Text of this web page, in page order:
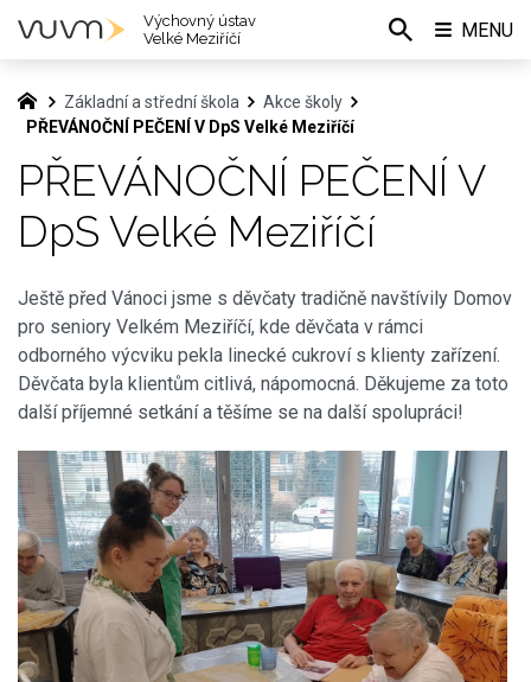
Základní a střední škola
Akce školy
PŘEVÁNOČNÍ PEČENÍ V DpS Velké Meziříčí
PŘEVÁNOČNÍ PEČENÍ V
DpS Velké Meziříčí
Ještě před Vánoci jsme s děvčaty tradičně navštívily Domov
pro seniory Velkém Meziříčí, kde děvčata v rámci
odborného výcviku pekla linecké cukroví s klienty zařízení.
Děvčata byla klientům citlivá, nápomocná. Děkujeme za toto
další příjemné setkání a těšíme se na další spolupráci!
Výchovný ústav
Velké Meziříčí
MENU